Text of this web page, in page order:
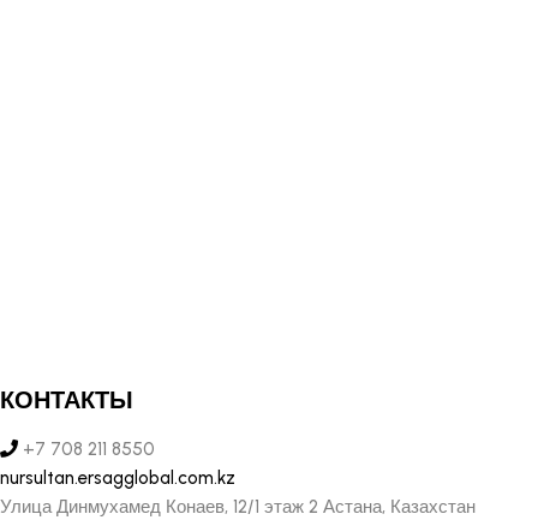
КОНТАКТЫ
+7 708 211 8550
nursultan.ersagglobal.com.kz
Улица Динмухамед Конаев, 12/1 этаж 2 Астана, Казахстан